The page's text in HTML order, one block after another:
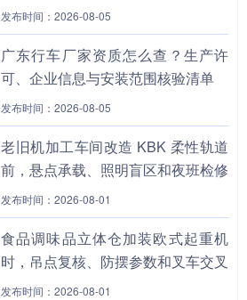
发布时间：2026-08-05
广东行车厂家资质怎么查？生产许
可、企业信息与安装范围核验清单
发布时间：2026-08-05
老旧机加工车间改造 KBK 柔性轨道
前，悬点承载、照明盲区和夜班检修
上人路径为什么要先做边界包？
发布时间：2026-08-01
食品调味品立体仓加装欧式起重机
时，吊点复核、防摆参数和叉车交叉
通道为什么不能分开设计？
发布时间：2026-08-01